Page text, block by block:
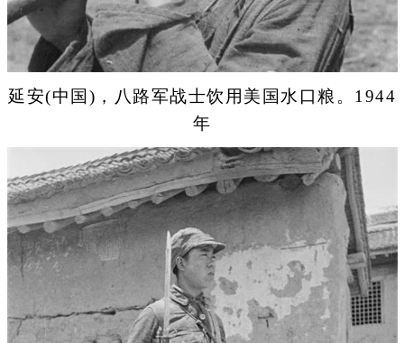
延安(中国)，八路军战士饮用美国水口粮。1944
年